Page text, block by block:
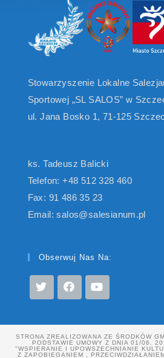
Stowarzyszenie Lokalne
Sportowej „SL SALOS” w
ul. Jana Bosko 1, 71-125
ks. Tadeusz Balicki
Telefon: +48 512 328 460
Fax: 91 486 35 23
Email: salos@salesianum.pl
Obserwuj Nas Na:
STRONA ZREALIZOWANA ZE ŚRODKÓW
PODSTAWIE UMOWY Z DNIA 01/06.
"WSPIERANIE I UPOWSZECHNIANIE
Z ZAPOBIEGANIEM ,